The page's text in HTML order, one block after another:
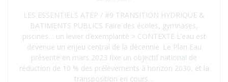
LES ESSENTIELS ATEP / #9 TRANSITION HYDRIQUE &
BATIMENTS PUBLICS Faire des écoles, gymnases,
piscines… un levier d’exemplarité > CONTEXTE L’eau est
devenue un enjeu central de la décennie. Le Plan Eau
présenté en mars 2023 fixe un objectif national de
réduction de 10 % des prélèvements à horizon 2030, et la
transposition en cours…